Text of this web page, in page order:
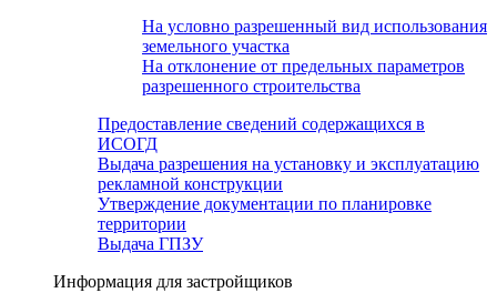
На условно разрешенный вид использования
земельного участка
На отклонение от предельных параметров
разрешенного строительства
Предоставление сведений содержащихся в
ИСОГД
Выдача разрешения на установку и эксплуатацию
рекламной конструкции
Утверждение документации по планировке
территории
Выдача ГПЗУ
Информация для застройщиков